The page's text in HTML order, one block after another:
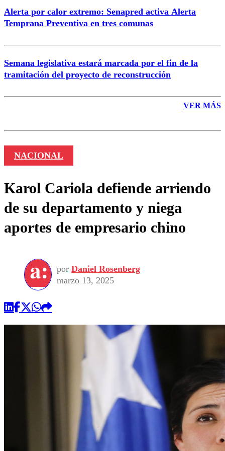
Alerta por calor extremo: Senapred activa Alerta
Temprana Preventiva en tres comunas
Semana legislativa estará marcada por el fin de la
tramitación del proyecto de reconstrucción
VER MÁS
NACIONAL
Karol Cariola defiende arriendo
de su departamento y niega
aportes de empresario chino
por Daniel Rosenberg
marzo 13, 2025